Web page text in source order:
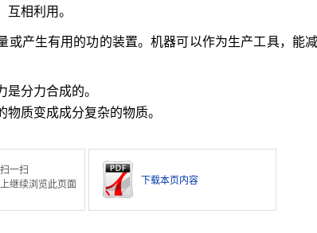
相利用。
或产生有用的功的装置。机器可以作为生产工具，能
分力合成的。
质变成成分复杂的物质。
一扫
继续浏览此页面
下载本页内容